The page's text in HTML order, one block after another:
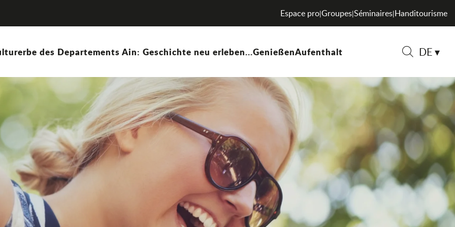
DE
Espace pro|Groupes|Séminaires|Handitourisme
des Departements Ain: Geschichte neu erleben...GenießenAufenthalt